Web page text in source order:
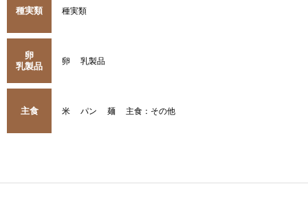
種実類 種実類
卵
乳製品
卵 乳製品
主食 米 パン 麺 主食：その他